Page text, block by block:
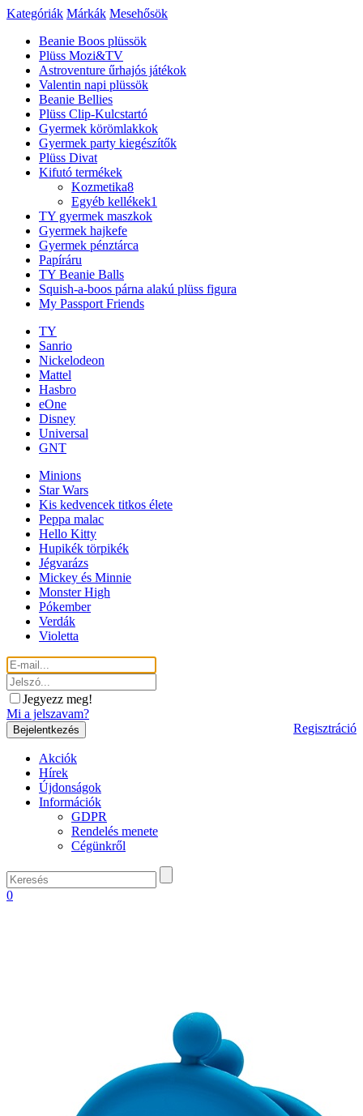
Kategóriák Márkák Mesehősök
Beanie Boos plüssök
Plüss Mozi&TV
Astroventure űrhajós játékok
Valentin napi plüssök
Beanie Bellies
Plüss Clip-Kulcstartó
Gyermek körömlakkok
Gyermek party kiegészítők
Plüss Divat
Kifutó termékek
Kozmetika8
Egyéb kellékek1
TY gyermek maszkok
Gyermek hajkefe
Gyermek pénztárca
Papíráru
TY Beanie Balls
Squish-a-boos párna alakú plüss figura
My Passport Friends
TY
Sanrio
Nickelodeon
Mattel
Hasbro
eOne
Disney
Universal
GNT
Minions
Star Wars
Kis kedvencek titkos élete
Peppa malac
Hello Kitty
Hupikék törpikék
Jégvarázs
Mickey és Minnie
Monster High
Pókember
Verdák
Violetta
Jegyezz meg!
Mi a jelszavam?
Regisztráció
Akciók
Hírek
Újdonságok
Információk
GDPR
Rendelés menete
Cégünkről
0